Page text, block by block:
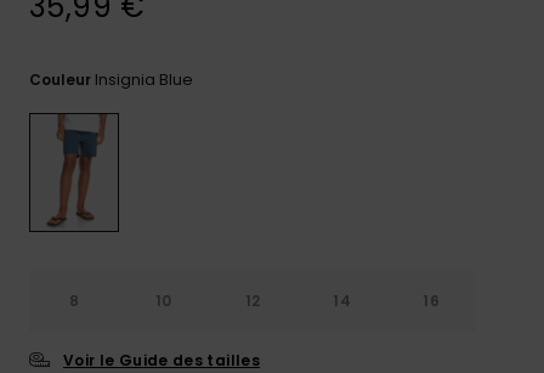
Trouvez
la FAQ
Couleur Insignia Blue
8 10 12 14 16
Voir le Guide des tailles